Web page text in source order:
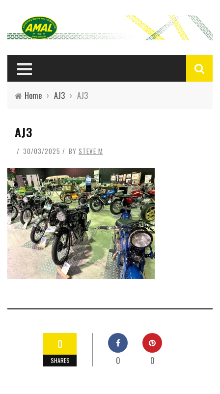
Home › AJ3 › AJ3
AJ3
30/03/2025 BY STEVE M
0
SHARES 0 0